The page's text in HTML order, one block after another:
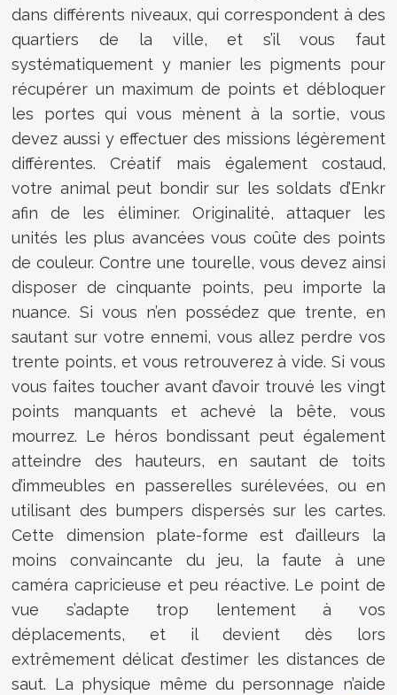
dans différents niveaux, qui correspondent à des
quartiers de la ville, et s’il vous faut
systématiquement y manier les pigments pour
récupérer un maximum de points et débloquer
les portes qui vous mènent à la sortie, vous
devez aussi y effectuer des missions légèrement
différentes. Créatif mais également costaud,
votre animal peut bondir sur les soldats d’Enkr
afin de les éliminer. Originalité, attaquer les
unités les plus avancées vous coûte des points
de couleur. Contre une tourelle, vous devez ainsi
disposer de cinquante points, peu importe la
nuance. Si vous n’en possédez que trente, en
sautant sur votre ennemi, vous allez perdre vos
trente points, et vous retrouverez à vide. Si vous
vous faites toucher avant d’avoir trouvé les vingt
points manquants et achevé la bête, vous
mourrez. Le héros bondissant peut également
atteindre des hauteurs, en sautant de toits
d’immeubles en passerelles surélevées, ou en
utilisant des bumpers dispersés sur les cartes.
Cette dimension plate-forme est d’ailleurs la
moins convaincante du jeu, la faute à une
caméra capricieuse et peu réactive. Le point de
vue s’adapte trop lentement à vos
déplacements, et il devient dès lors
extrêmement délicat d’estimer les distances de
saut. La physique même du personnage n’aide